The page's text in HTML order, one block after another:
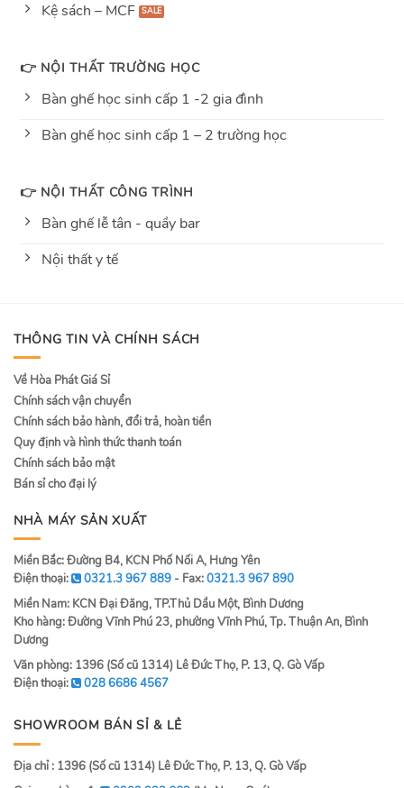
Kệ sách – MCF
👉 NỘI THẤT TRƯỜNG HỌC
Bàn ghế học sinh cấp 1 -2 gia đình
Bàn ghế học sinh cấp 1 – 2 trường học
👉 NỘI THẤT CÔNG TRÌNH
Bàn ghế lễ tân - quầy bar
Nội thất y tế
THÔNG TIN VÀ CHÍNH SÁCH
Về Hòa Phát Giá Sỉ
Chính sách vận chuyển
Chính sách bảo hành, đổi trả, hoàn tiền
Quy định và hình thức thanh toán
Chính sách bảo mật
Bán sỉ cho đại lý
NHÀ MÁY SẢN XUẤT
Miền Bắc: Đường B4, KCN Phố Nối A, Hưng Yên
Điện thoại:
0321.3 967 889 - Fax:0321.3 967 890
Miền Nam: KCN Đại Đăng, TP.Thủ Dầu Một, Bình Dương
Kho hàng: Đường Vĩnh Phú 23, phường Vĩnh Phú, Tp. Thuận An, Bình
Dương
Văn phòng: 1396 (Số cũ 1314) Lê Đức Thọ, P. 13, Q. Gò Vấp
Điện thoại:
028 6686 4567
SHOWROOM BÁN SỈ & LẺ
Địa chỉ : 1396 (Số cũ 1314) Lê Đức Thọ, P. 13, Q. Gò Vấp